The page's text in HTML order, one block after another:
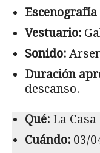
Vestuario:
Sonido:
Duración
descanso.
Qué: La
Cuándo: 03/